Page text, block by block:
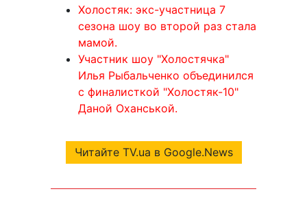
Холостяк: экс-участница 7
сезона шоу во второй раз стала
мамой.
Участник шоу "Холостячка"
Илья Рыбальченко объединился
с финалисткой "Холостяк-10"
Даной Оханськой.
Читайте TV.ua в Google.News